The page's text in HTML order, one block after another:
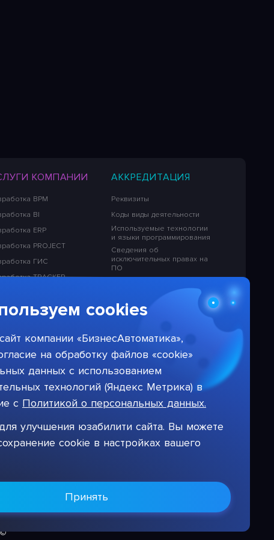
КОМПАНИИ
BPM
BI
ERP
PROJECT
ГИС
TRACKER
CMS
DWH
АККРЕДИТАЦИЯ
Реквизиты
Коды виды деятельности
Используемые технологии
и языки программирования
Сведения об
исключительных правах на
ПО
отношении решений НПЦ
Тарифы на услуги компании
Цифровая система для автоматизации бизнеса
cookies
компании «БизнесАвтоматика»,
на обработку файлов «cookie»
данных с использованием
технологий (Яндекс Метрика) в
с Политикой о персональных данных.
улучшения юзабилити сайта. Вы можете
cookie в настройках вашего
Принять